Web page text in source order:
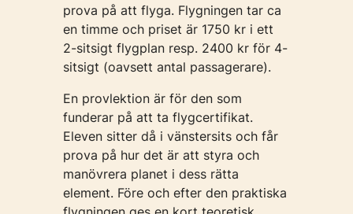
prova på att flyga. Flygningen tar ca
en timme och priset är 1750 kr i ett
2-sitsigt flygplan resp. 2400 kr för 4-
sitsigt (oavsett antal passagerare).
En provlektion är för den som
funderar på att ta flygcertifikat.
Eleven sitter då i vänstersits och får
prova på hur det är att styra och
manövrera planet i dess rätta
element. Före och efter den praktiska